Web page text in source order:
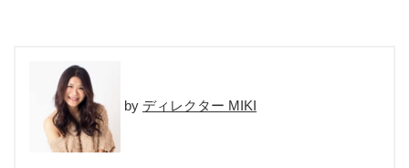
ディレクター MIKI